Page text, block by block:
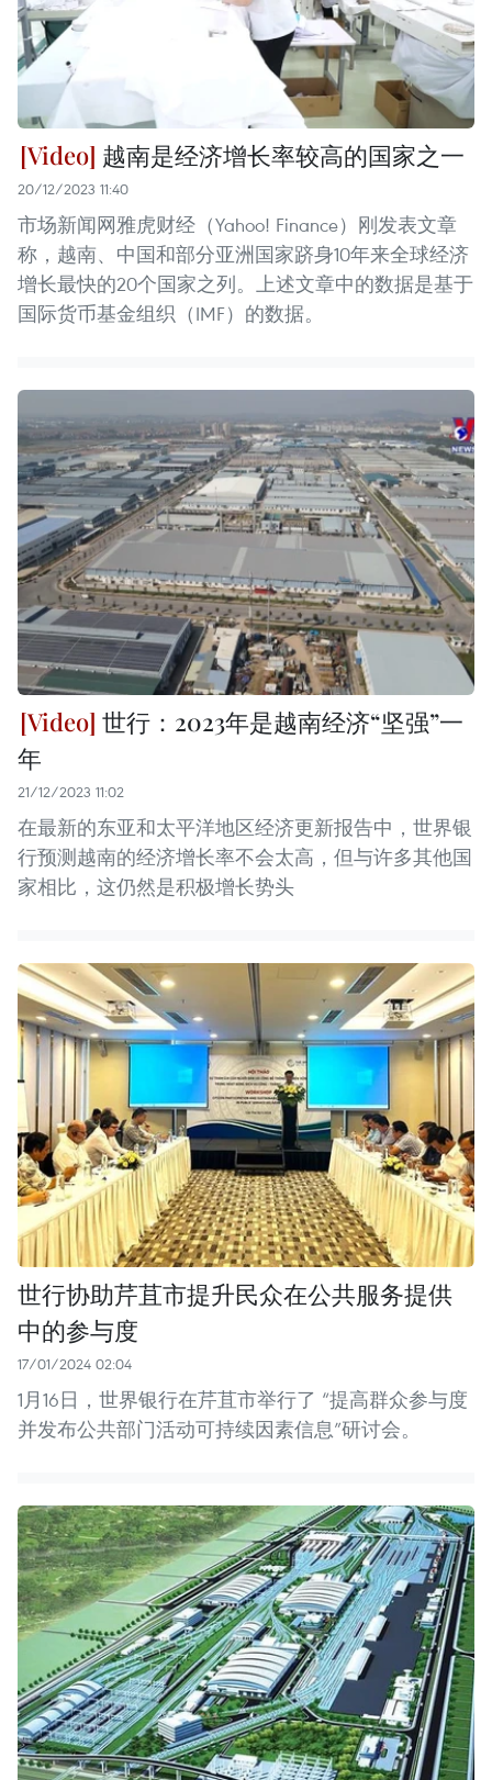
越南是经济增长率较高的国家之一
20/12/2023 11:40
市场新闻网雅虎财经（Yahoo! Finance）刚发表文章
称，越南、中国和部分亚洲国家跻身10年来全球经济
增长最快的20个国家之列。上述文章中的数据是基于
国际货币基金组织（IMF）的数据。
世行：2023年是越南经济“坚强”一
年
21/12/2023 11:02
在最新的东亚和太平洋地区经济更新报告中，世界银
行预测越南的经济增长率不会太高，但与许多其他国
家相比，这仍然是积极增长势头
世行协助芹苴市提升民众在公共服务提供
中的参与度
17/01/2024 02:04
1月16日，世界银行在芹苴市举行了 “提高群众参与度
并发布公共部门活动可持续因素信息”研讨会。